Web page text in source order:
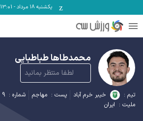
یکشنبه ۱۸ مرداد -
13:01
محمدطاها طباطبایی
لطفا منتظر بمانید
تیم : خیبر خرم آباد پست : مهاجم شماره : 9
ملیت : ایران